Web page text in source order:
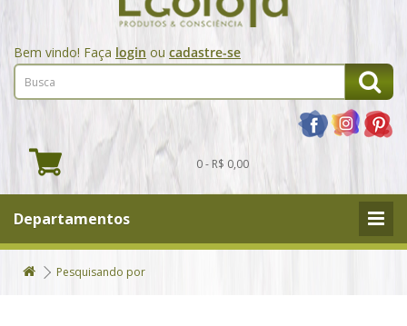
Bem vindo! Faça login ou cadastre-se
0 - R$ 0,00
Departamentos
Pesquisando por